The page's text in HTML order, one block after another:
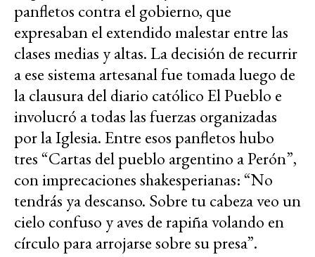
panfletos contra el gobierno, que
expresaban el extendido malestar entre las
clases medias y altas. La decisión de recurrir
a ese sistema artesanal fue tomada luego de
la clausura del diario católico El Pueblo e
involucró a todas las fuerzas organizadas
por la Iglesia. Entre esos panfletos hubo
tres “Cartas del pueblo argentino a Perón”,
con imprecaciones shakesperianas: “No
tendrás ya descanso. Sobre tu cabeza veo un
cielo confuso y aves de rapiña volando en
círculo para arrojarse sobre su presa”.